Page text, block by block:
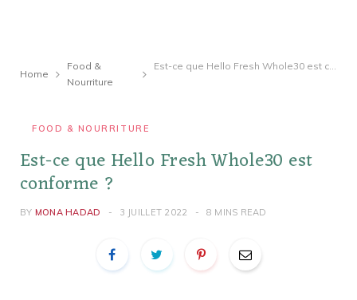
Home
Food &
Nourriture
Est-ce que Hello Fresh Whole30 est conforme ?
FOOD & NOURRITURE
Est-ce que Hello Fresh Whole30 est
conforme ?
BY MONA HADAD 3 JUILLET 2022 8 MINS READ